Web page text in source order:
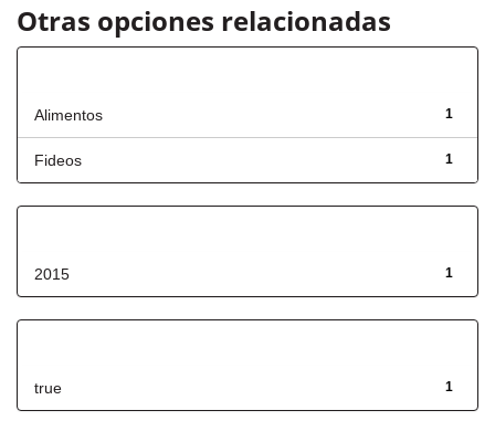
Otras opciones relacionadas
1
Alimentos
1
Fideos
1
2015
1
true